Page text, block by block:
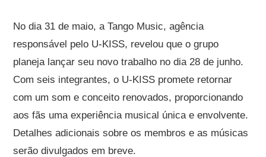
No dia 31 de maio, a Tango Music, agência
responsável pelo U-KISS, revelou que o grupo
planeja lançar seu novo trabalho no dia 28 de junho.
Com seis integrantes, o U-KISS promete retornar
com um som e conceito renovados, proporcionando
aos fãs uma experiência musical única e envolvente.
Detalhes adicionais sobre os membros e as músicas
serão divulgados em breve.